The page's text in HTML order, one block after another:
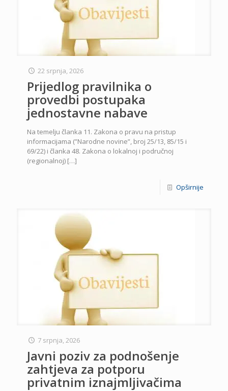
22 srpnja, 2026
Prijedlog pravilnika o
provedbi postupaka
jednostavne nabave
Na temelju članka 11. Zakona o pravu na pristup
informacijama (”Narodne novine”, broj 25/13, 85/15 i
69/22) i članka 48. Zakona o lokalnoj i područnoj
(regionalnoj) […]
Opširnije
7 srpnja, 2026
Javni poziv za podnošenje
zahtjeva za potporu
privatnim iznajmljivačima